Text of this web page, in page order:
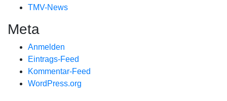
TMV-News
Meta
Anmelden
Eintrags-Feed
Kommentar-Feed
WordPress.org